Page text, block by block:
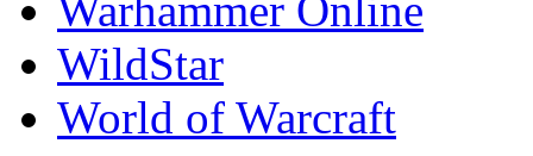
WildStar
World of Warcraft